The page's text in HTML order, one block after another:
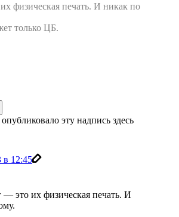
физическая печать. И никак по
только ЦБ.
эту надпись здесь
в 12:45
— это их физическая печать. И